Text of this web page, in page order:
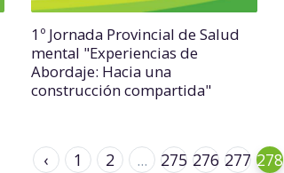
1º Jornada Provincial de Salud
mental "Experiencias de
Abordaje: Hacia una
construcción compartida"
‹ 1 2 ... 275 276 277 278